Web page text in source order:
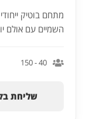
מתחם בוטיק
השמיים עם אולם
40 - 150
שליחת